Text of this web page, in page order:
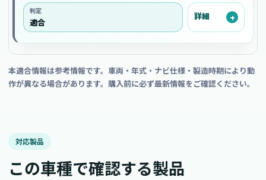
判定
適合
詳細
本適合情報は参考情報です。車両・年式・ナビ仕様・製造時期により動
作が異なる場合があります。購入前に必ず最新情報をご確認ください。
対応製品
この車種で確認する製品